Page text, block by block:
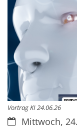
Vortrag KI 24.06.26
Datum:Mittwoch,